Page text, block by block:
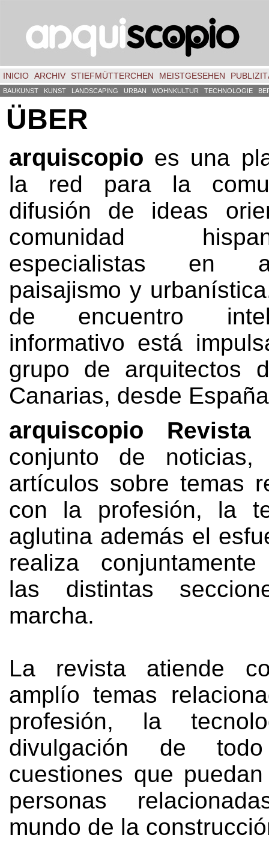
INICIO ARCHIV STIEFMÜTTERCHEN MEISTGESEHEN
BAUKUNST KUNST LANDSCAPING URBAN WOHNKULTUR TECHNOLOGIE
ÜBER
arquiscopio es una
la red para la
difusión de ideas
comunidad
especialistas en
paisajismo y urbanística
de encuentro
informativo está
grupo de arquitectos
Canarias, desde España
arquiscopio
Revista
conjunto de noticias
artículos sobre temas
con la profesión, la
aglutina además el
realiza
las distintas
marcha.
La revista atiende
amplío temas
profesión, la
divulgación de
cuestiones que
personas
mundo de la